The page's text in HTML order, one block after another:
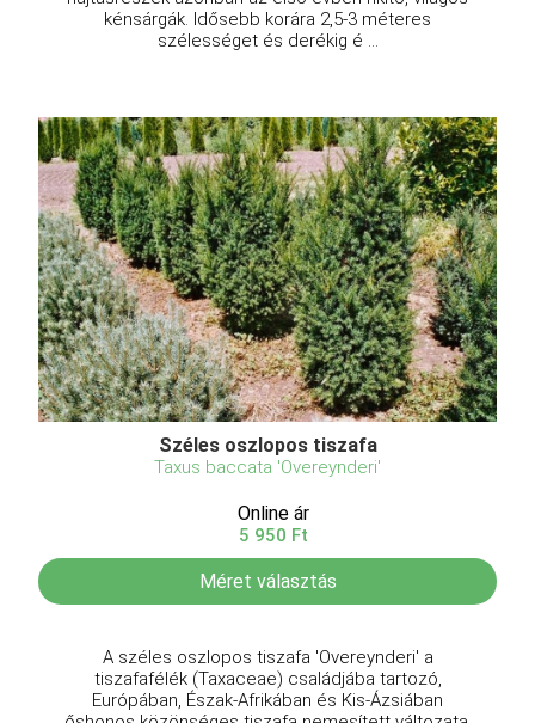
kénsárgák. Idősebb korára 2,5-3 méteres
szélességet és derékig é ...
Széles oszlopos tiszafa
Taxus baccata 'Overeynderi'
Online ár
5 950 Ft
Méret választás
A széles oszlopos tiszafa 'Overeynderi' a
tiszafafélék (Taxaceae) családjába tartozó,
Európában, Észak-Afrikában és Kis-Ázsiában